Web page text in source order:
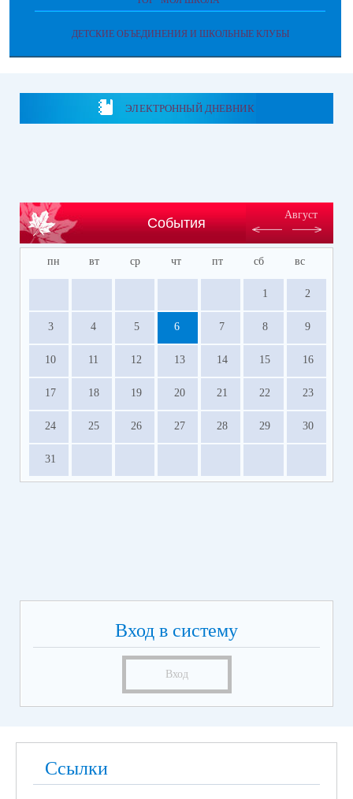
ДЕТСКИЕ ОБЪЕДИНЕНИЯ И ШКОЛЬНЫЕ КЛУБЫ
ЭЛЕКТРОННЫЙ ДНЕВНИК
События
Август
пн вт ср чт пт сб вс
1 2
3 4 5 6 7 8 9
10 11 12 13 14 15 16
17 18 19 20 21 22 23
24 25 26 27 28 29 30
31
Вход в систему
Вход
Ссылки